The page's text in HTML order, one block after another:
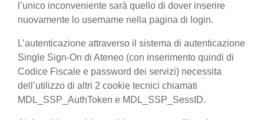
l’unico inconveniente sarà quello di dover inserire
nuovamente lo username nella pagina di login.
L’autenticazione attraverso il sistema di autenticazione
Single Sign-On di Ateneo (con inserimento quindi di
Codice Fiscale e password dei servizi) necessita
dell’utilizzo di altri 2 cookie tecnici chiamati
MDL_SSP_AuthToken e MDL_SSP_SessID.